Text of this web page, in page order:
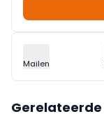
Mailen